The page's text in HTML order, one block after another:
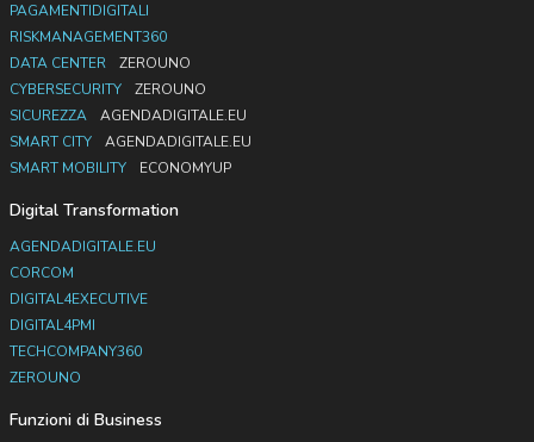
PAGAMENTIDIGITALI
RISKMANAGEMENT360
DATA CENTER
ZEROUNO
CYBERSECURITY
ZEROUNO
SICUREZZA
AGENDADIGITALE.EU
SMART CITY
AGENDADIGITALE.EU
SMART MOBILITY
ECONOMYUP
Digital Transformation
AGENDADIGITALE.EU
CORCOM
DIGITAL4EXECUTIVE
DIGITAL4PMI
TECHCOMPANY360
ZEROUNO
Funzioni di Business